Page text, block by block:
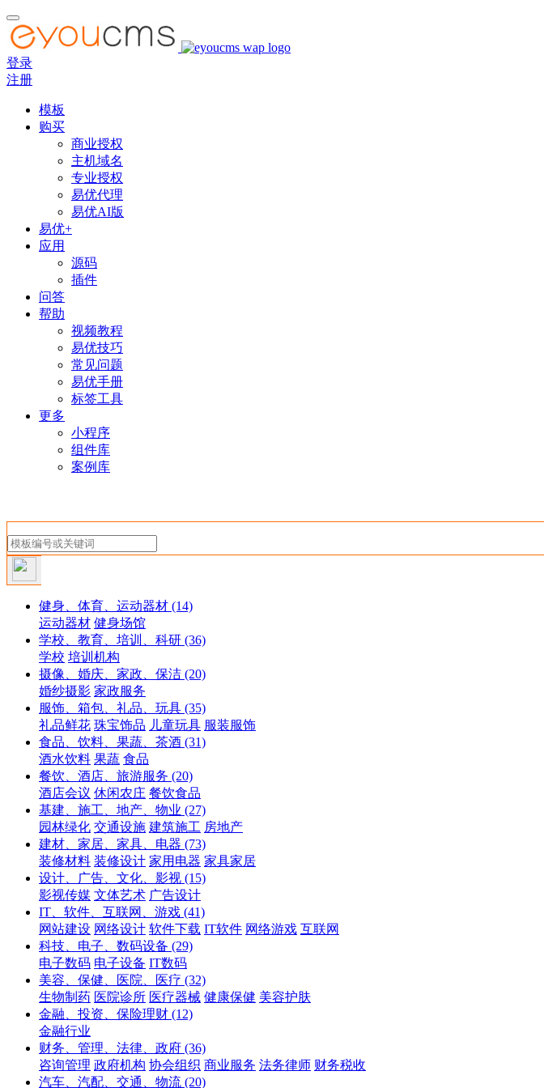
登录
注册
模板
购买
商业授权
主机域名
专业授权
易优代理
易优AI版
易优+
应用
源码
插件
问答
帮助
视频教程
易优技巧
常见问题
易优手册
标签工具
更多
小程序
组件库
案例库
健身、体育、运动器材 (14)
运动器材 健身场馆
学校、教育、培训、科研 (36)
学校 培训机构
摄像、婚庆、家政、保洁 (20)
婚纱摄影 家政服务
服饰、箱包、礼品、玩具 (35)
礼品鲜花 珠宝饰品 儿童玩具 服装服饰
食品、饮料、果蔬、茶酒 (31)
酒水饮料 果蔬 食品
餐饮、酒店、旅游服务 (20)
酒店会议 休闲农庄 餐饮食品
基建、施工、地产、物业 (27)
园林绿化 交通设施 建筑施工 房地产
建材、家居、家具、电器 (73)
装修材料 装修设计 家用电器 家具家居
设计、广告、文化、影视 (15)
影视传媒 文体艺术 广告设计
IT、软件、互联网、游戏 (41)
网站建设 网络设计 软件下载 IT软件 网络游戏 互联网
科技、电子、数码设备 (29)
电子数码 电子设备 IT数码
美容、保健、医院、医疗 (32)
生物制药 医院诊所 医疗器械 健康保健 美容护肤
金融、投资、保险理财 (12)
金融行业
财务、管理、法律、政府 (36)
咨询管理 政府机构 协会组织 商业服务 法务律师 财务税收
汽车、汽配、交通、物流 (20)